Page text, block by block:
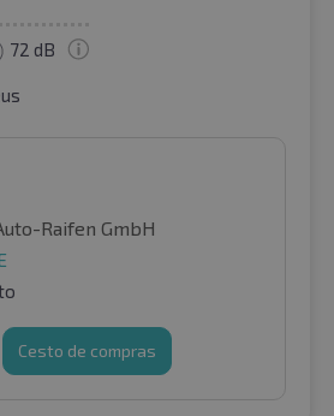
72 dB
Raifen GmbH
Cesto de compras